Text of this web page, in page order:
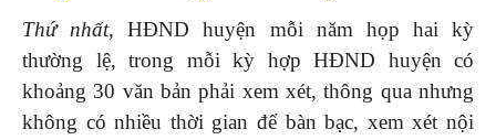
Thứ nhất, HĐND huyện mỗi năm họp hai kỳ
thường lệ, trong mỗi kỳ hợp HĐND huyện có
khoảng 30 văn bản phải xem xét, thông qua nhưng
không có nhiều thời gian để bàn bạc, xem xét nội